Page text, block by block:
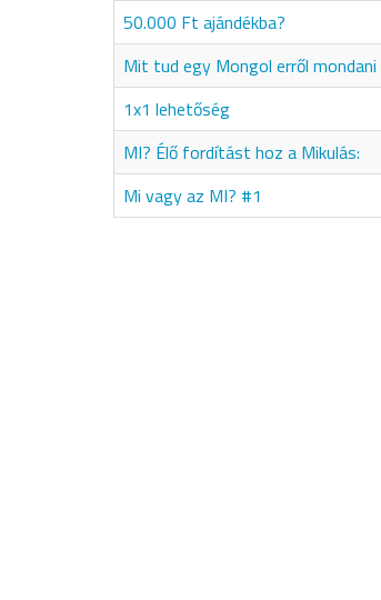
50.000 Ft ajándékba?
Mit tud egy Mongol erről mondani
1x1 lehetőség
MI? Élő fordítást hoz a Mikulás:
Mi vagy az MI? #1